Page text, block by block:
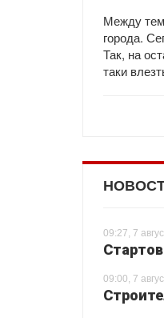
Между тем
города.
Так, на
таки
09:27, 7
09:00, 7